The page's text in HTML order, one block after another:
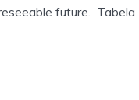
future. Tabela